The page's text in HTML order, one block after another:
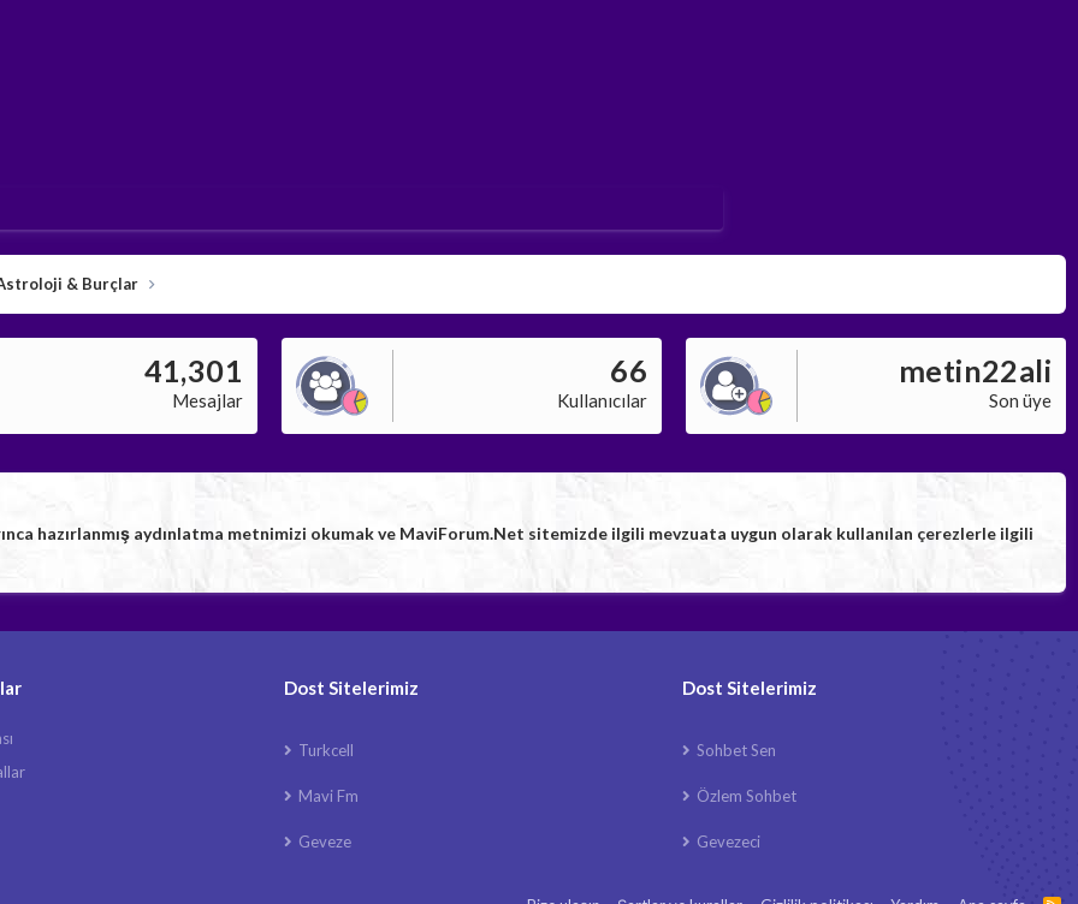
& Burçlar
41,301
Mesajlar
66
Kullanıcılar
metin22ali
Son üye
hazırlanmış aydınlatma metnimizi okumak ve MaviForum.Net sitemizde ilgili mevzuata uygun olarak kullanılan çerezlerle ilgili
Dost Sitelerimiz
Turkcell
Mavi Fm
Geveze
Dost Sitelerimiz
Sohbet Sen
Özlem Sohbet
Gevezeci